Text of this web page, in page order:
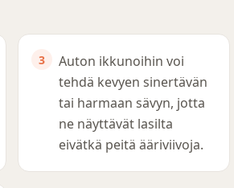
Auton ikkunoihin voi
tehdä kevyen sinertävän
tai harmaan sävyn, jotta
ne näyttävät lasilta
eivätkä peitä ääriviivoja.